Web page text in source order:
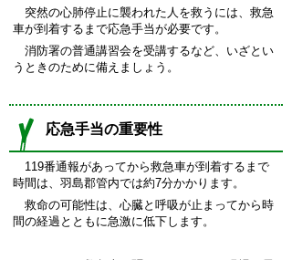
突然の心肺停止に襲われた人を救うには、救急
車が到着するまで応急手当が必要です。
消防署の普通講習会を受講するなど、いざとい
うときのために備えましょう。
応急手当の重要性
119番通報があってから救急車が到着するまで
時間は、羽島郡管内では約7分かかります。
救命の可能性は、心臓と呼吸が止まってから時
間の経過とともに急激に低下します。